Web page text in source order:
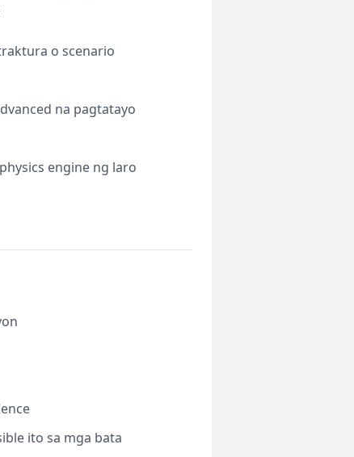
o scenario
na pagtatayo
engine ng laro
ito sa mga bata